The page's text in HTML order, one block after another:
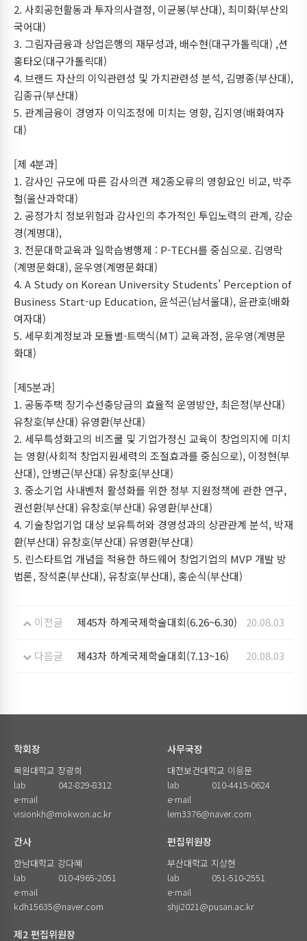
2. 사회공헌활동과 투자의사결정, 이균봉(부산대), 최미화(부산외
국어대)
3. 그림자금융과 상업은행의 재무성과, 배수현(대구가톨릭대) ,션
홍타오(대구가톨릭대)
4. 브랜드 자산의 이익관련성 및 가치관련성 분석, 김명종(부산대),
김종규(부산대)
5. 관계금융이 경영자 이익조정에 미치는 영향, 김지영(배화여자
대)
[제 4분과]
1. 감사인 규모에 따른 감사의견 제2종오류의 영향요인 비교, 박주
철(울산과학대)
2. 공정가치 정보위험과 감사인의 추가적인 투입노력의 관계, 강순
경(계명대),
3. 전문대학교육과 일학습병행제 : P-TECH를 중심으로. 김영락
(계명문화대), 윤우영(계명문화대)
4. A Study on Korean University Students’ Perception of
Business Start-up Education, 윤석곤(남서울대), 윤관호(배화
여자대)
5. 세무회계정보과 모듈별-트랙식(MT) 교육과정, 윤우영(계명문
화대)
[제5분과]
1. 공동주택 장기수선충당금의 효율적 운영방안, 최은정(부산대)
유창호(부산대) 유영환(부산대)
2. 세무특성화고의 비즈쿨 및 기업가정신 교육이 창업의지에 미치
는 영향(사회적 창업지원세력의 조절효과를 중심으로), 이정현(부
산대), 안병근(부산대) 유창호(부산대)
3. 중소기업 사내벤처 활성화를 위한 정부 지원정책에 관한 연구,
권선환(부산대) 유창호(부산대) 유영환(부산대)
4. 기술창업기업 대상 보유특허와 경영성과의 상관관계 분석, 박재
환(부산대) 유창호(부산대) 유영환(부산대)
5. 린스타트업 개념을 적용한 하드웨어 창업기업의 MVP 개발 방
법론, 장석훈(부산대), 유창호(부산대), 홍순식(부산대)
이전글 제45차 하계국제학술대회(6.26~6.30) 20.08.03
다음글 제43차 하계국제학술대회(7.13~16) 20.08.03
학회장
목원대학교 장광희
lab
042-829-8312
e-mail
visionkh@mokwon.ac.kr
사무국장
대전보건대학교 이응문
lab
010-4415-0624
e-mail
lem3376@naver.com
간사
한남대학교 강다혜
lab
010-4965-2051
e-mail
kdh15635@naver.com
편집위원장
부산대학교 지상현
lab
051-510-2551
e-mail
shji2021@pusan.ac.kr
제2 편집위원장